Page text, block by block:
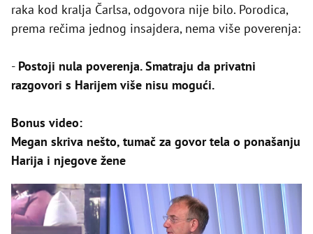
raka kod kralja Čarlsa, odgovora nije bilo. Porodica,
prema rečima jednog insajdera, nema više poverenja:
- Postoji nula poverenja. Smatraju da privatni
razgovori s Harijem više nisu mogući.
Bonus video:
Megan skriva nešto, tumač za govor tela o ponašanju
Harija i njegove žene